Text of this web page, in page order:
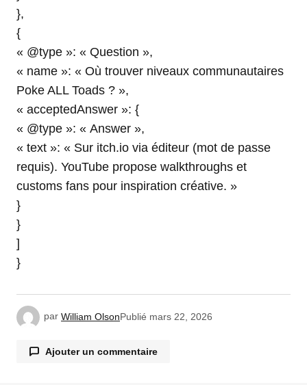
},
{
« @type »: « Question »,
« name »: « Où trouver niveaux communautaires
Poke ALL Toads ? »,
« acceptedAnswer »: {
« @type »: « Answer »,
« text »: « Sur itch.io via éditeur (mot de passe
requis). YouTube propose walkthroughs et
customs fans pour inspiration créative. »
}
}
]
}
par William OlsonPublié mars 22, 2026
Ajouter un commentaire